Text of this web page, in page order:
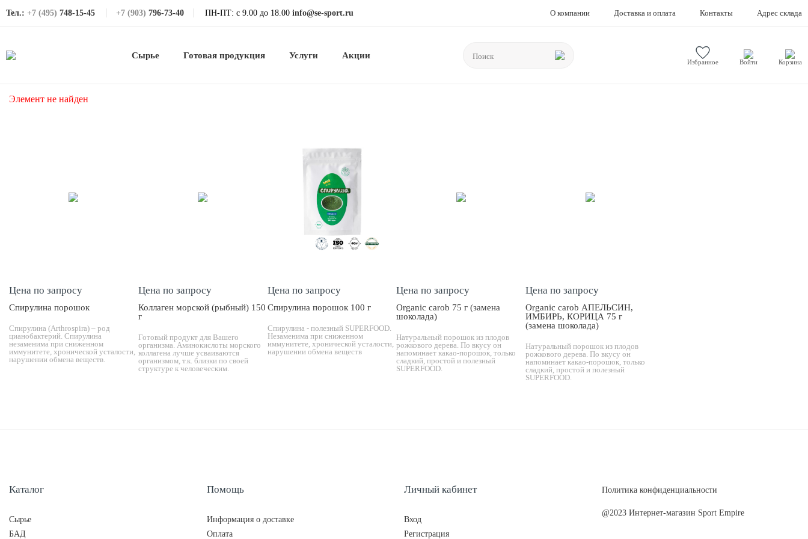
Тел.: +7 (495) 748-15-45 +7 (903) 796-73-40 ПН-ПТ: с 9.00 до 18.00 info@se-sport.ru О компании Доставка и оплата Контакты Адрес склада
Сырье Готовая продукция Услуги Акции
Избранное Войти Корзина
Элемент не найден
Цена по запросу
Спирулина порошок
Спирулина (Arthrospira) – род
цианобактерий. Спирулина
незаменима при сниженном
иммунитете, хронической усталости,
нарушении обмена веществ.
Цена по запросу
Коллаген морской (рыбный) 150
г
Готовый продукт для Вашего
организма. Аминокислоты морского
коллагена лучше усваиваются
организмом, т.к. близки по своей
структуре к человеческим.
Цена по запросу
Спирулина порошок 100 г
Спирулина - полезный SUPERFOOD.
Незаменима при сниженном
иммунитете, хронической усталости,
нарушении обмена веществ
Цена по запросу
Organic carob 75 г (замена
шоколада)
Натуральный порошок из плодов
рожкового дерева. По вкусу он
напоминает какао-порошок, только
сладкий, простой и полезный
SUPERFOOD.
Цена по запросу
Organic carob АПЕЛЬСИН,
ИМБИРЬ, КОРИЦА 75 г
(замена шоколада)
Натуральный порошок из плодов
рожкового дерева. По вкусу он
напоминает какао-порошок, только
сладкий, простой и полезный
SUPERFOOD.
Каталог
Сырье
БАД
Помощь
Информация о доставке
Оплата
Личный кабинет
Вход
Регистрация
Политика конфиденциальности
@2023 Интернет-магазин Sport Empire